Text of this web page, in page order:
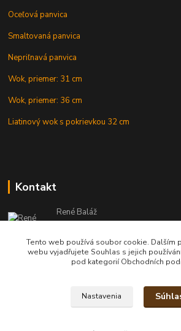
Oceľová panvica
Smaltovaná panvica
Nepriľnavá panvica
Wok, priemer: 31 cm
Wok, priemer: 36 cm
Liatinový wok s pokrievkou 32 cm
Kontakt
René Baláž
Eshop: +421 902 212
od 8:00 - do 16:00 hod
info@kotlikyshop.sk
Tento web používá soubor cookie. Dalším
webu vyjadřujete Souhlas s jejich
pod kategorií Obchodních
Nastavenia